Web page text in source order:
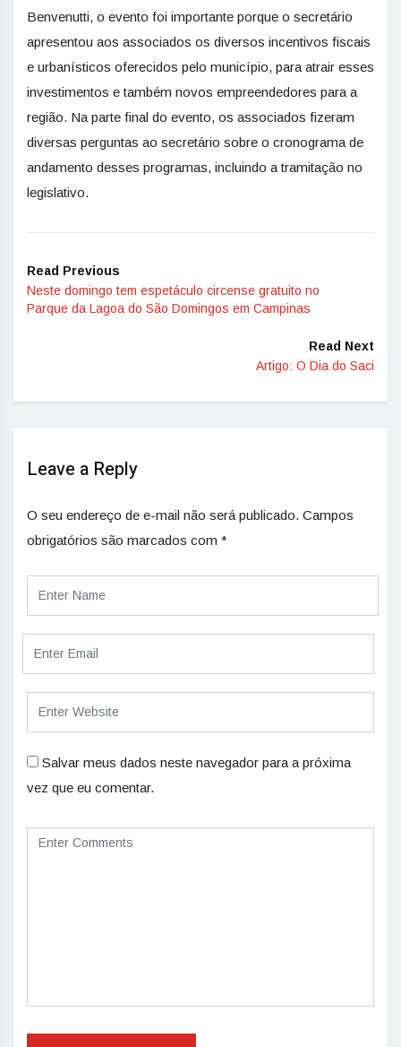
Benvenutti, o evento foi importante porque o secretário
apresentou aos associados os diversos incentivos fiscais
e urbanísticos oferecidos pelo município, para atrair esses
investimentos e também novos empreendedores para a
região. Na parte final do evento, os associados fizeram
diversas perguntas ao secretário sobre o cronograma de
andamento desses programas, incluindo a tramitação no
legislativo.
Read Previous
Neste domingo tem espetáculo circense gratuito no
Parque da Lagoa do São Domingos em Campinas
Read Next
Artigo: O Dia do Saci
Leave a Reply
O seu endereço de e-mail não será publicado. Campos
obrigatórios são marcados com *
Salvar meus dados neste navegador para a próxima
vez que eu comentar.